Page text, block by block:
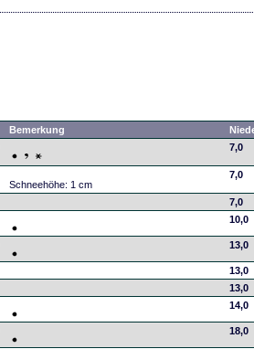
Bemerkung
7,0
Schneehöhe: 1 cm
7,0
7,0
10,0
13,0
13,0
13,0
14,0
18,0